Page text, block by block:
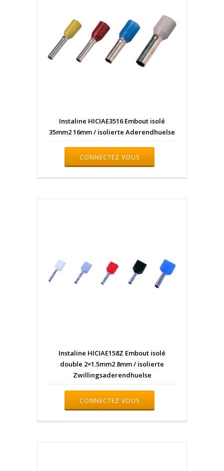
Instaline HICIAE3516 Embout isolé
35mm2 16mm / isolierte Aderendhuelse
CONNECTEZ VOUS
Instaline HICIAE158Z Embout isolé
double 2×1.5mm2 8mm / isolierte
Zwillingsaderendhuelse
CONNECTEZ VOUS